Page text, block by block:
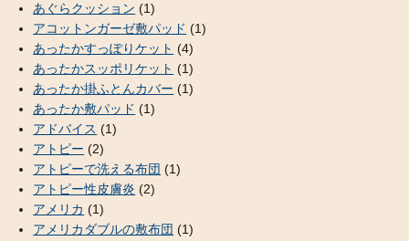
あぐらクッション (1)
アコットンガーゼ敷パッド (1)
あったかすっぽりケット (4)
あったかスッポリケット (1)
あったか掛ふとんカバー (1)
あったか敷パッド (1)
アドバイス (1)
アトピー (2)
アトピーで洗える布団 (1)
アトピー性皮膚炎 (2)
アメリカ (1)
アメリカダブルの敷布団 (1)